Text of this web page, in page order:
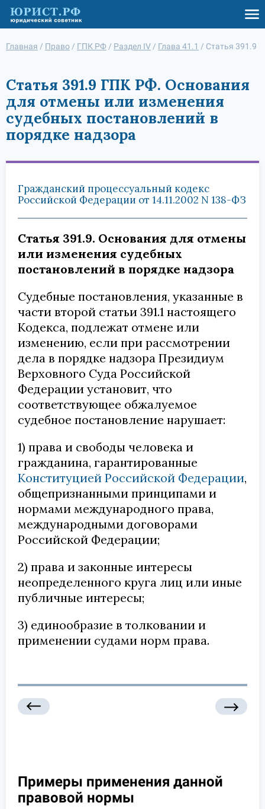
Главная / Право / ГПК РФ / Раздел IV / Глава 41.1 / Статья 391.9
Статья 391.9 ГПК РФ. Основания
для отмены или изменения
судебных постановлений в
порядке надзора
Гражданский процессуальный кодекс
Российской Федерации от 14.11.2002 N 138-ФЗ
Статья 391.9. Основания для отмены
или изменения судебных
постановлений в порядке надзора
Судебные постановления, указанные в
части второй статьи 391.1 настоящего
Кодекса, подлежат отмене или
изменению, если при рассмотрении
дела в порядке надзора Президиум
Верховного Суда Российской
Федерации установит, что
соответствующее обжалуемое
судебное постановление нарушает:
1) права и свободы человека и
гражданина, гарантированные
Конституцией Российской Федерации,
общепризнанными принципами и
нормами международного права,
международными договорами
Российской Федерации;
2) права и законные интересы
неопределенного круга лиц или иные
публичные интересы;
3) единообразие в толковании и
применении судами норм права.
Примеры применения данной
правовой нормы